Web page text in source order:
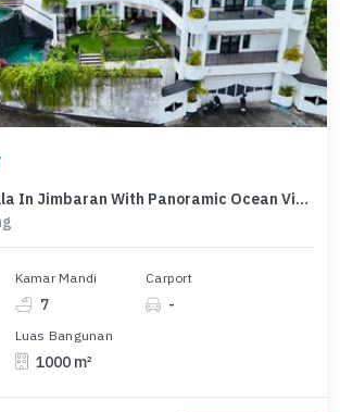
Rare Cliffside Villa In Jimbaran With Panoramic Ocean Views
Kamar Mandi
7
Carport
-
Luas Bangunan
1000 m²